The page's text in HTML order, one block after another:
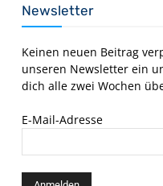
Newsletter
Keinen neuen Beitrag
unseren Newsletter ein
dich alle zwei Wochen
E-Mail-Adresse